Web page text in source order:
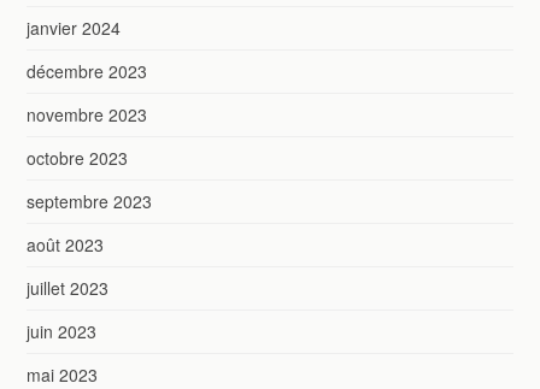
janvier 2024
décembre 2023
novembre 2023
octobre 2023
septembre 2023
août 2023
juillet 2023
juin 2023
mai 2023